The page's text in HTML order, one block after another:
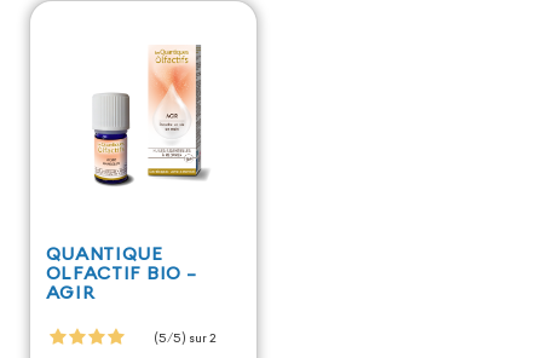
QUANTIQUE
OLFACTIF BIO -
AGIR
(5/5) sur 2